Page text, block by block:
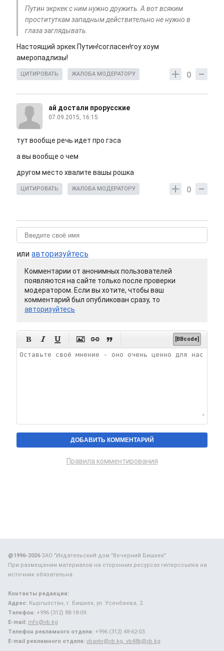
Путин экркек с ним нужно дружить. А вот всяким
проституткам западным действительно не нужно в
глаза заглядывать.
Настоящий эркек Путин!согласен!гоу хоум
амеропадлизы!
0
ЦИТИРОВАТЬ ЖАЛОБА МОДЕРАТОРУ
ай достали прорусские
07.09.2015, 16:15
тут вообще речь идет про гэса
а вы вообще о чем
другом место хвалите вашы рошка
0
ЦИТИРОВАТЬ ЖАЛОБА МОДЕРАТОРУ
или авторизуйтесь
Комментарии от анонимных пользователей
появляются на сайте только после проверки
модератором. Если вы хотите, чтобы ваш
комментарий был опубликован сразу, то
авторизуйтесь
      [BBcode]
Правила комментирования
@1996-2026ЗАО "Издательский дом "Вечерний Бишкек"
При размещении материалов на сторонних ресурсах гиперссылка на
источник обязательна.
Контакты редакции:
Адрес: Кыргызстан, г. Бишкек, ул. Усенбаева, 2.
Телефон: +996 (312) 88-18-09.
E-mail: info@vb.kg
Телефон рекламного отдела: +996 (312) 48-62-03.
E-mail рекламного отдела: vbavto@vb.kg, vb48k@vb.kg